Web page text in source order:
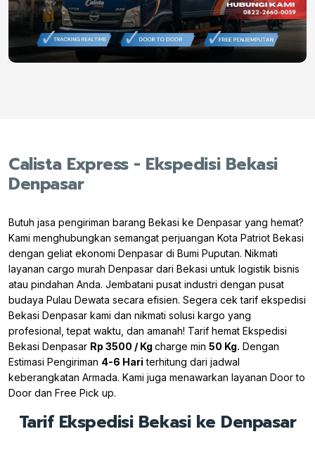
Calista Express - Ekspedisi Bekasi
Denpasar
Butuh jasa pengiriman barang Bekasi ke Denpasar yang hemat?
Kami menghubungkan semangat perjuangan Kota Patriot Bekasi
dengan geliat ekonomi Denpasar di Bumi Puputan. Nikmati
layanan cargo murah Denpasar dari Bekasi untuk logistik bisnis
atau pindahan Anda. Jembatani pusat industri dengan pusat
budaya Pulau Dewata secara efisien. Segera cek tarif ekspedisi
Bekasi Denpasar kami dan nikmati solusi kargo yang
profesional, tepat waktu, dan amanah! Tarif hemat Ekspedisi
Bekasi Denpasar Rp 3500 / Kg charge min 50 Kg. Dengan
Estimasi Pengiriman 4-6 Hari terhitung dari jadwal
keberangkatan Armada. Kami juga menawarkan layanan Door to
Door dan Free Pick up.
Tarif Ekspedisi Bekasi ke Denpasar